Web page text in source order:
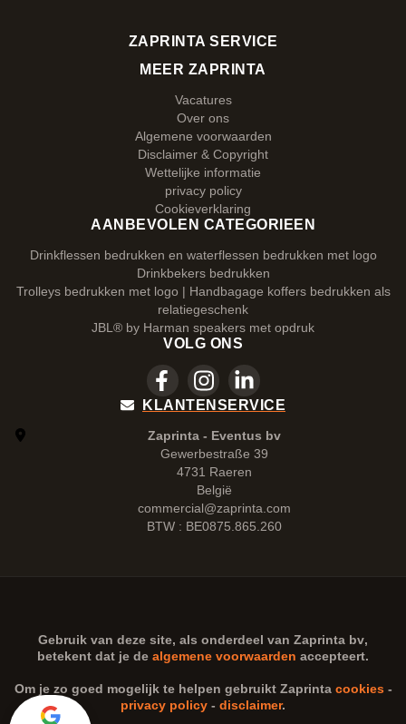
ZAPRINTA SERVICE
MEER ZAPRINTA
Vacatures
Over ons
Algemene voorwaarden
Disclaimer & Copyright
Wettelijke informatie
privacy policy
Cookieverklaring
AANBEVOLEN CATEGORIEEN
Drinkflessen bedrukken en waterflessen bedrukken met logo
Drinkbekers bedrukken
Trolleys bedrukken met logo | Handbagage koffers bedrukken als
relatiegeschenk
JBL® by Harman speakers met opdruk
VOLG ONS
KLANTENSERVICE
Zaprinta - Eventus bv
Gewerbestraße 39
4731 Raeren
België
commercial@zaprinta.com
BTW : BE0875.865.260
Gebruik van deze site, als onderdeel van Zaprinta bv,
betekent dat je de algemene voorwaarden accepteert.
Om je zo goed mogelijk te helpen gebruikt Zaprinta cookies-
privacy policy - disclaimer.